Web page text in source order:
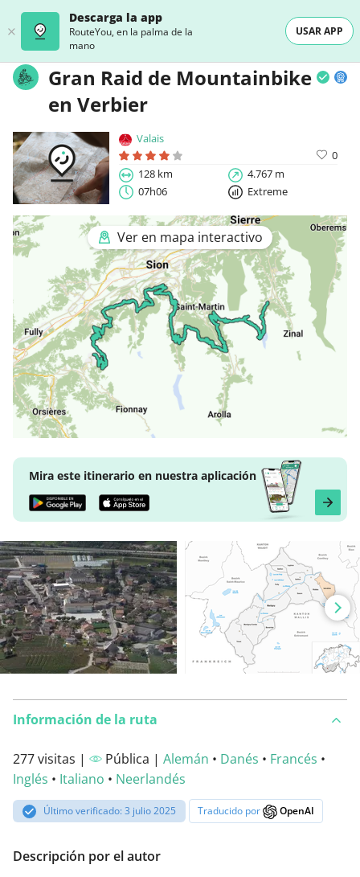
Descarga la app
RouteYou, en la palma de la
mano
USAR APP
Gran Raid de Mountainbike
en Verbier
Valais
0
128 km
4.767 m
07h06
Extreme
Ver en mapa interactivo
Mira este itinerario en nuestra aplicación
Información de la ruta
277 visitas | Pública | Alemán • Danés • Francés •
Inglés • Italiano • Neerlandés
Último verificado: 3 julio 2025 Traducido por OpenAI
Descripción por el autor